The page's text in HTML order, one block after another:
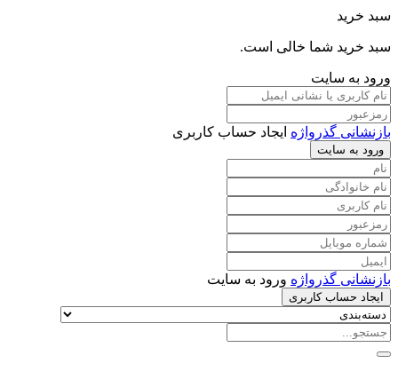
سبد خرید
سبد خرید شما خالی است.
ورود به سایت
بازنشانی گذرواژه ایجاد حساب کاربری
ورود به سایت
بازنشانی گذرواژه ورود به سایت
ایجاد حساب کاربری